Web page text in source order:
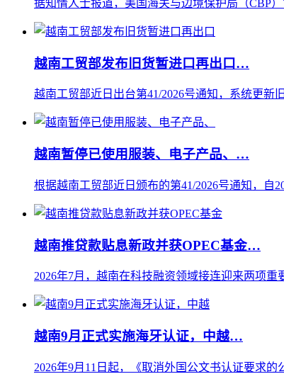
据知情人士报道，美国海关与边境保护局（CBP
越南工贸部发布旧货暂进口再出口…
越南工贸部近日出台第41/2026号通知，系统更新
越南暂停已使用服装、电子产品、…
根据越南工贸部近日颁布的第41/2026号通知，自
越南推贷款贴息新政并获OPEC基金…
2026年7月，越南在科技融资领域接连迎来两项
越南9月正式实施海牙认证，中越…
2026年9月11日起，《取消外国公文书认证要求